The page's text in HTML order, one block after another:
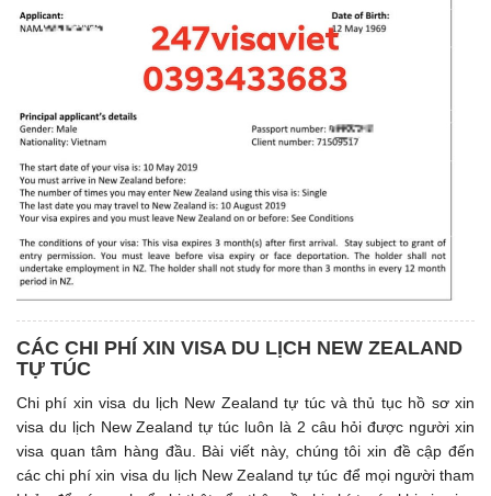
CÁC CHI PHÍ XIN VISA DU LỊCH NEW ZEALAND
TỰ TÚC
Chi phí xin visa du lịch New Zealand tự túc và thủ tục hồ sơ xin
visa du lịch New Zealand tự túc luôn là 2 câu hỏi được người xin
visa quan tâm hàng đầu. Bài viết này, chúng tôi xin đề cập đến
các chi phí xin visa du lịch New Zealand tự túc để mọi người tham